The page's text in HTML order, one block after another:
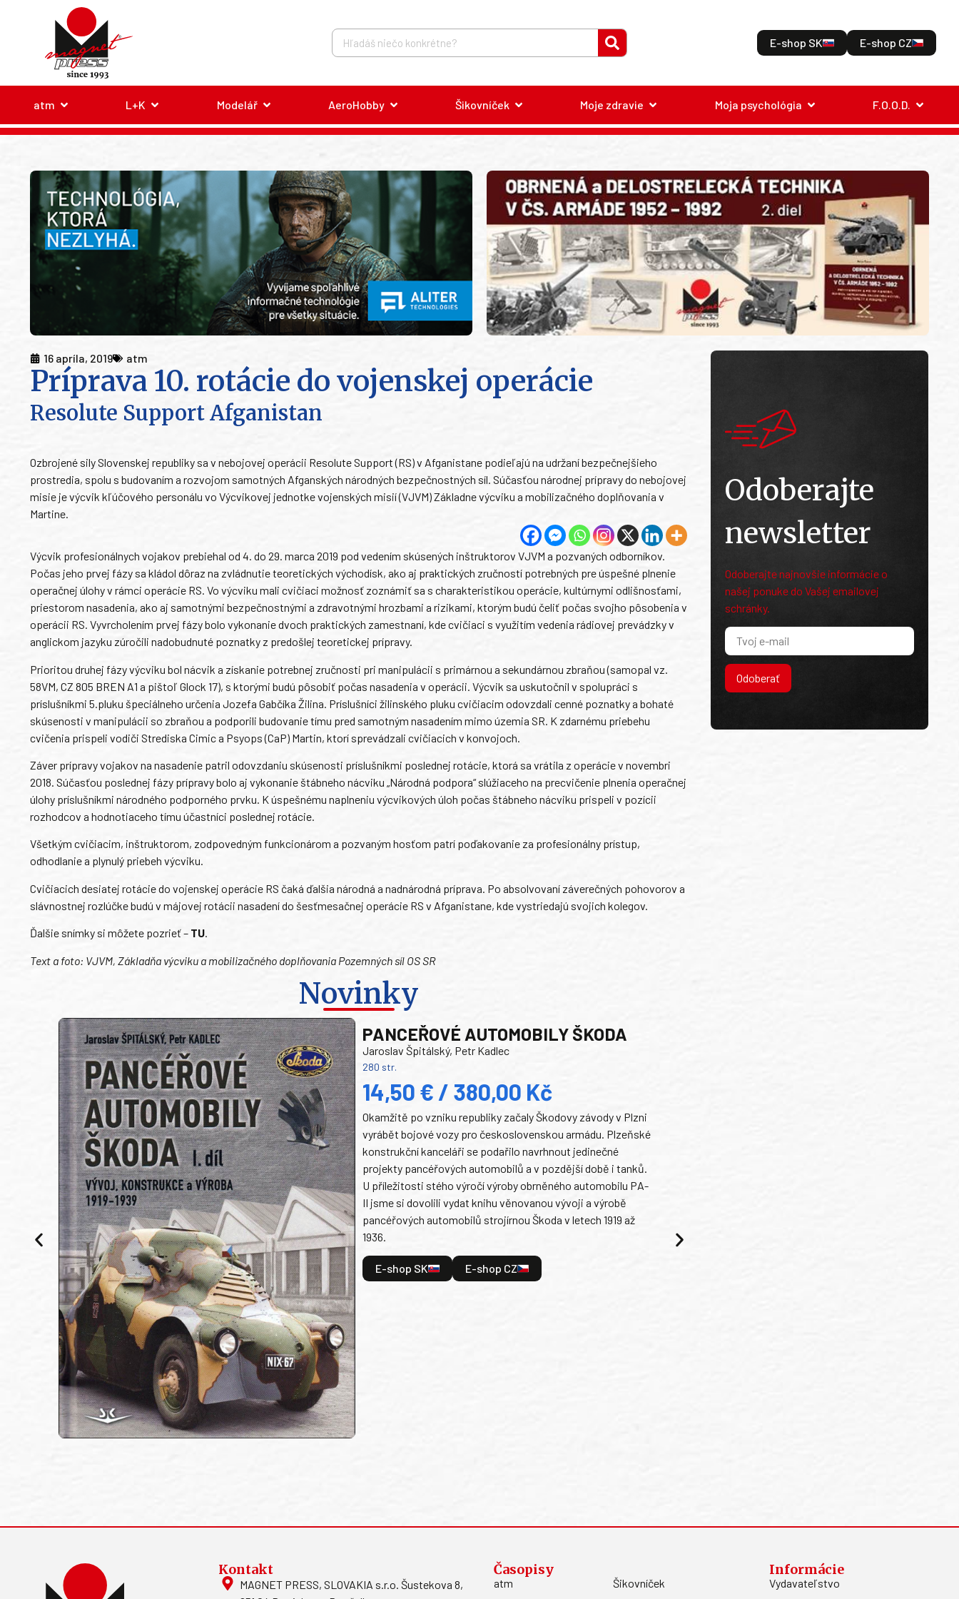
E-shop SK E-shop CZ
atm L+K Modelář AeroHobby Šikovníček Moje zdravie Moja psychológia F.O.O.D.
16 apríla, 2019 atm
Príprava 10. rotácie do vojenskej operácie
Resolute Support Afganistan
Ozbrojené sily Slovenskej republiky sa v nebojovej operácii Resolute Support (RS) v Afganistane podieľajú na udržaní bezpečnejšieho
prostredia, spolu s budovaním a rozvojom samotných Afganských národných bezpečnostných síl. Súčasťou národnej prípravy do nebojovej
misie je výcvik kľúčového personálu vo Výcvikovej jednotke vojenských misií (VJVM) Základne výcviku a mobilizačného doplňovania v
Martine.
Výcvik profesionálnych vojakov prebiehal od 4. do 29. marca 2019 pod vedením skúsených inštruktorov VJVM a pozvaných odborníkov.
Počas jeho prvej fázy sa kládol dôraz na zvládnutie teoretických východísk, ako aj praktických zručností potrebných pre úspešné plnenie
operačnej úlohy v rámci operácie RS. Vo výcviku mali cvičiaci možnosť zoznámiť sa s charakteristikou operácie, kultúrnymi odlišnosťami,
priestorom nasadenia, ako aj samotnými bezpečnostnými a zdravotnými hrozbami a rizikami, ktorým budú čeliť počas svojho pôsobenia v
operácii RS. Vyvrcholením prvej fázy bolo vykonanie dvoch praktických zamestnaní, kde cvičiaci s využitím vedenia rádiovej prevádzky v
anglickom jazyku zúročili nadobudnuté poznatky z predošlej teoretickej prípravy.
Prioritou druhej fázy výcviku bol nácvik a získanie potrebnej zručnosti pri manipulácii s primárnou a sekundárnou zbraňou (samopal vz.
58VM, CZ 805 BREN A1 a pištoľ Glock 17), s ktorými budú pôsobiť počas nasadenia v operácii. Výcvik sa uskutočnil v spolupráci s
príslušníkmi 5.pluku špeciálneho určenia Jozefa Gabčíka Žilina. Príslušníci žilinského pluku cvičiacim odovzdali cenné poznatky a bohaté
skúsenosti v manipulácii so zbraňou a podporili budovanie tímu pred samotným nasadením mimo územia SR. K zdarnému priebehu
cvičenia prispeli vodiči Strediska Cimic a Psyops (CaP) Martin, ktorí sprevádzali cvičiacich v konvojoch.
Záver prípravy vojakov na nasadenie patril odovzdaniu skúsenosti príslušníkmi poslednej rotácie, ktorá sa vrátila z operácie v novembri
2018. Súčasťou poslednej fázy prípravy bolo aj vykonanie štábneho nácviku „Národná podpora“ slúžiaceho na precvičenie plnenia operačnej
úlohy príslušníkmi národného podporného prvku. K úspešnému naplneniu výcvikových úloh počas štábneho nácviku prispeli v pozícii
rozhodcov a hodnotiaceho tímu účastníci poslednej rotácie.
Všetkým cvičiacim, inštruktorom, zodpovedným funkcionárom a pozvaným hosťom patrí poďakovanie za profesionálny prístup,
odhodlanie a plynulý priebeh výcviku.
Cvičiacich desiatej rotácie do vojenskej operácie RS čaká ďalšia národná a nadnárodná príprava. Po absolvovaní záverečných pohovorov a
slávnostnej rozlúčke budú v májovej rotácii nasadení do šesťmesačnej operácie RS v Afganistane, kde vystriedajú svojich kolegov.
Ďalšie snímky si môžete pozrieť – TU.
Text a foto: VJVM, Základňa výcviku a mobilizačného doplňovania Pozemných síl OS SR
Novinky
PANCEŘOVÉ AUTOMOBILY ŠKODA
Jaroslav Špitálský, Petr Kadlec
280 str.
14,50 € / 380,00 Kč
Okamžitě po vzniku republiky začaly Škodovy závody v Plzni
vyrábět bojové vozy pro československou armádu. Plzeňské
konstrukční kanceláři se podařilo navrhnout jedinečné
projekty pancéřových automobilů a v pozdější době i tanků.
U příležitosti stého výročí výroby obrněného automobilu PA-
II jsme si dovolili vydat knihu věnovanou vývoji a výrobě
pancéřových automobilů strojírnou Škoda v letech 1919 až
1936.
E-shop SK E-shop CZ
Odoberajte
newsletter
Odoberajte najnovšie informácie o
našej ponuke do Vašej emailovej
schránky.
Odoberať
Kontakt
MAGNET PRESS, SLOVAKIA s.r.o. Šustekova 8,
Časopisy
atm
Šikovníček
Informácie
Vydavateľstvo